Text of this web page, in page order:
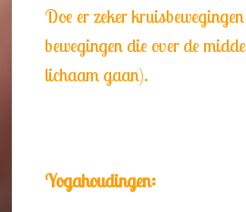
Doe er zeker
bewegingen die over de
lichaam gaan).
Yogahoudingen: